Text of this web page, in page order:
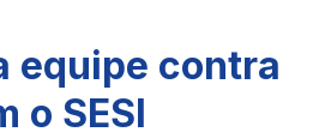
equipe contra
o SESI